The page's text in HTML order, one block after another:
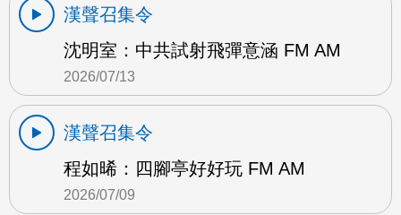
漢聲召集令
沈明室：中共試射飛彈意涵 FM AM
2026/07/13
漢聲召集令
程如晞：四腳亭好好玩 FM AM
2026/07/09